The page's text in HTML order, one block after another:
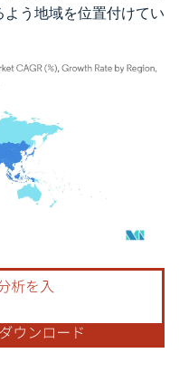
う地域を位置付けてい
4.0の表示が必要です。